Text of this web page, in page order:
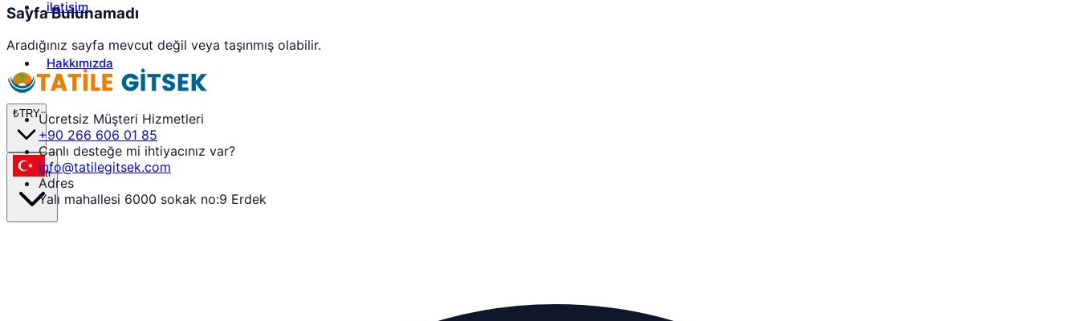
iletisim
Hakkımızda
₺TRY
tr
Sayfa Bulunamadı
Aradığınız sayfa mevcut değil veya taşınmış olabilir.
Ücretsiz Müşteri Hizmetleri
+90 266 606 01 85
Canlı desteğe mi ihtiyacınız var?
info@tatilegitsek.com
Adres
Yalı mahallesi 6000 sokak no:9 Erdek